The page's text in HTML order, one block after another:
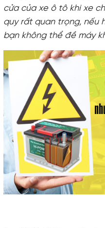
cửa của xe ô tô khi xe
quy rất quan trọng, nếu
bạn không thể đề máy